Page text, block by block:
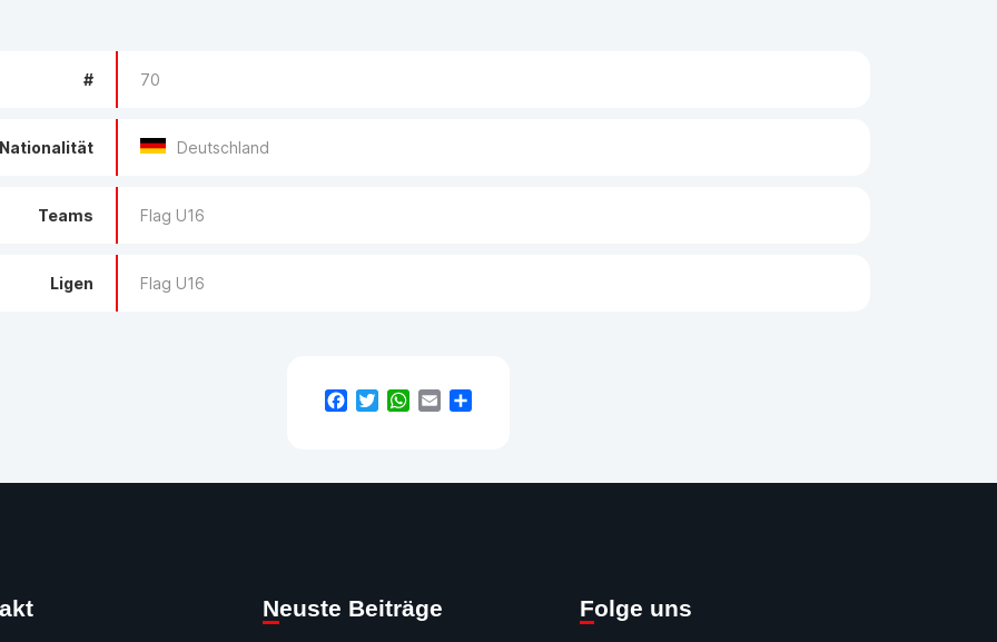
# 70
Deutschland
Teams Flag U16
Ligen Flag U16
Facebook
TwitterWhatsApp
Email
Neuste Beiträge Folge uns